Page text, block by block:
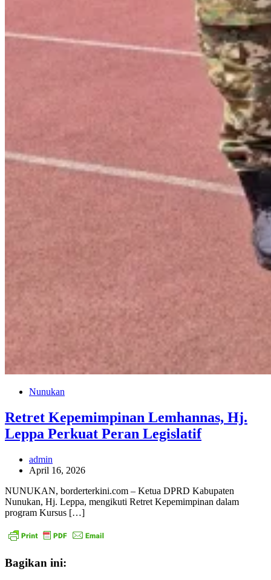
Nunukan
Retret Kepemimpinan Lemhannas, Hj.
Leppa Perkuat Peran Legislatif
admin
April 16, 2026
NUNUKAN, borderterkini.com – Ketua DPRD Kabupaten
Nunukan, Hj. Leppa, mengikuti Retret Kepemimpinan dalam
program Kursus […]
Bagikan ini: